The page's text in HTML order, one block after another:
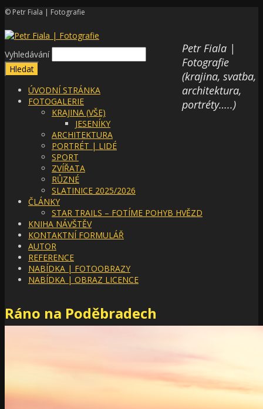
© Petr Fiala | Fotografie
Petr Fiala |
Fotografie
(krajina, svatba,
architektura,
portréty…..)
Vyhledávání
ÚVODNÍ STRÁNKA
FOTOGALERIE
KRAJINA (VŠE)
JESENÍKY
ARCHITEKTURA
PORTRÉT | LIDÉ
SPORT
ZVÍŘATA
RŮZNÉ
SLATINICE 2025/2026
ČLÁNKY
STAR TRAILS – FOTÍME POHYB HVĚZD
KNIHA NÁVŠTĚV
KONTAKTNÍ FORMULÁŘ
AUTOR
REFERENCE
NABÍDKA | FOTOOBRAZY
NABÍDKA | OBRAZ LICENCE
Ráno na Poděbradech